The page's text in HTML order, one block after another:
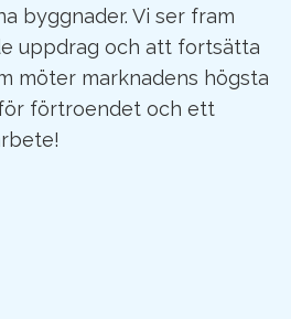
byggnader. Vi ser fram
uppdrag och att fortsätta
möter marknadens högsta
för förtroendet och ett